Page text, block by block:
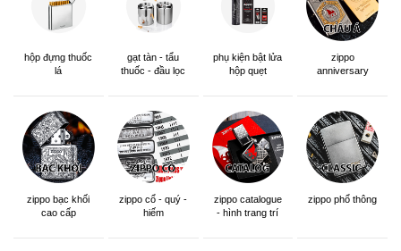
hộp đựng thuốc
lá
gạt tàn - tẩu
thuốc - đầu lọc
phụ kiện bật lửa
hộp quẹt
zippo
anniversary
zippo bạc khối
cao cấp
zippo cổ - quý -
hiếm
zippo catalogue
- hình trang trí
zippo phổ thông